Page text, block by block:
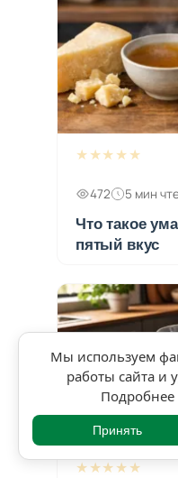
★★★★★
472 5 мин
Что такое
пятый вкус
★★★★★
Мы используем
работы сайта и
Подробнее
Принять